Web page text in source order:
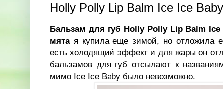
Holly Polly Lip Balm Ice Ice Baby
Бальзам для губ Holly Polly Lip Balm
мятая купила еще зимой, но отложила
есть холодящий эффект и для жары он
бальзамов для губ отсылают к
мимо Ice Ice Baby было невозможно.